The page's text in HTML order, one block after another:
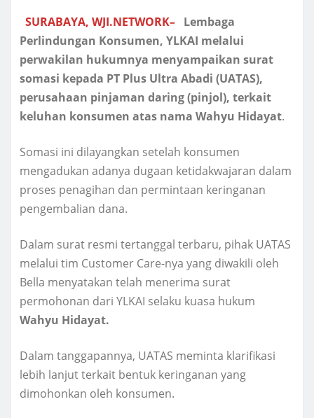
SURABAYA, WJI.NETWORK– Lembaga
Perlindungan Konsumen, YLKAI melalui
perwakilan hukumnya menyampaikan surat
somasi kepada PT Plus Ultra Abadi (UATAS),
perusahaan pinjaman daring (pinjol), terkait
keluhan konsumen atas nama Wahyu Hidayat.
Somasi ini dilayangkan setelah konsumen
mengadukan adanya dugaan ketidakwajaran dalam
proses penagihan dan permintaan keringanan
pengembalian dana.
Dalam surat resmi tertanggal terbaru, pihak UATAS
melalui tim Customer Care-nya yang diwakili oleh
Bella menyatakan telah menerima surat
permohonan dari YLKAI selaku kuasa hukum
Wahyu Hidayat.
Dalam tanggapannya, UATAS meminta klarifikasi
lebih lanjut terkait bentuk keringanan yang
dimohonkan oleh konsumen.